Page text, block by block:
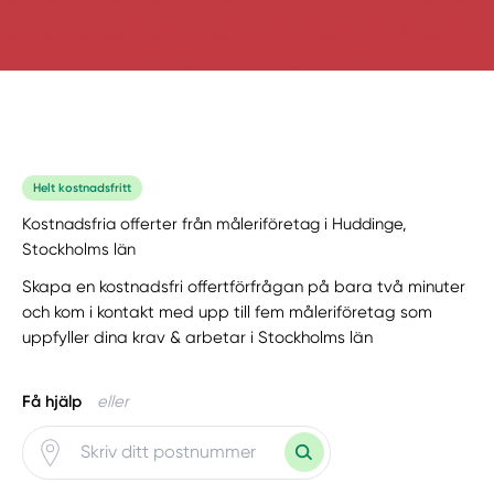
Helt kostnadsfritt
Kostnadsfria offerter från måleriföretag i Huddinge,
Stockholms län
Skapa en kostnadsfri offertförfrågan på bara två minuter
och kom i kontakt med upp till fem måleriföretag som
uppfyller dina krav & arbetar i Stockholms län
Få hjälp eller